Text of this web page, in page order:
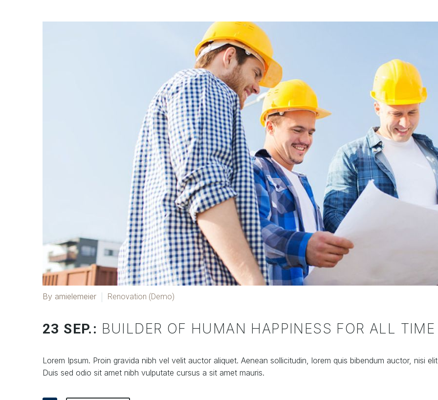
By amielemeier Renovation (Demo)
23 SEP.: BUILDER OF HUMAN HAPPINESS FOR ALL
Lorem Ipsum. Proin gravida nibh vel velit auctor aliquet. Aenean sollicitudin, lorem quis bibendum auctor, nisi
Duis sed odio sit amet nibh vulputate cursus a sit amet mauris.